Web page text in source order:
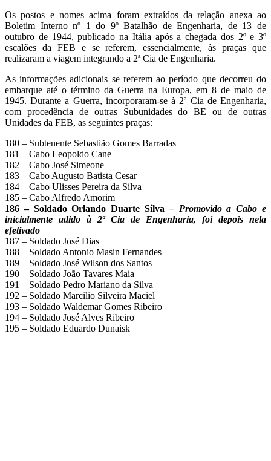
Os postos e nomes acima foram extraídos da relação anexa ao
Boletim Interno nº 1 do 9º Batalhão de Engenharia, de 13 de
outubro de 1944, publicado na Itália após a chegada dos 2º e 3º
escalões da FEB e se referem, essencialmente, às praças que
realizaram a viagem integrando a 2ª Cia de Engenharia.
As informações adicionais se referem ao período que decorreu do
embarque até o término da Guerra na Europa, em 8 de maio de
1945. Durante a Guerra, incorporaram-se à 2ª Cia de Engenharia,
com procedência de outras Subunidades do BE ou de outras
Unidades da FEB, as seguintes praças:
180 – Subtenente Sebastião Gomes Barradas
181 – Cabo Leopoldo Cane
182 – Cabo José Simeone
183 – Cabo Augusto Batista Cesar
184 – Cabo Ulisses Pereira da Silva
185 – Cabo Alfredo Amorim
186 – Soldado Orlando Duarte Silva– Promovido a Cabo e
inicialmente adido à 2ª Cia de Engenharia, foi depois nela
efetivado
187 – Soldado José Dias
188 – Soldado Antonio Masin Fernandes
189 – Soldado José Wilson dos Santos
190 – Soldado João Tavares Maia
191 – Soldado Pedro Mariano da Silva
192 – Soldado Marcilio Silveira Maciel
193 – Soldado Waldemar Gomes Ribeiro
194 – Soldado José Alves Ribeiro
195 – Soldado Eduardo Dunaisk